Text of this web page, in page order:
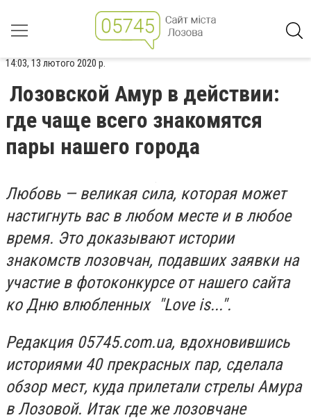
14:03, 13 лютого 2020 р.
Лозовской Амур в действии:
где чаще всего знакомятся
пары нашего города
Любовь — великая сила, которая может
настигнуть вас в любом месте и в любое
время. Это доказывают истории
знакомств лозовчан, подавших заявки на
участие в фотоконкурсе от нашего сайта
ко Дню влюбленных "Love is...".
Редакция 05745.com.ua, вдохновившись
историями 40 прекрасных пар, сделала
обзор мест, куда прилетали стрелы Амура
в Лозовой. Итак где же лозовчане